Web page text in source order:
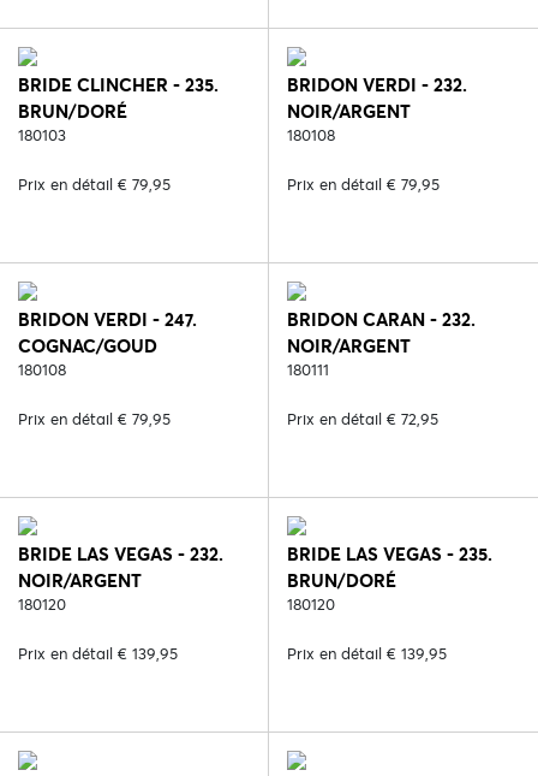
BRIDE CLINCHER - 235.
BRUN/DORÉ
180103
Prix en détail € 79,95
BRIDON VERDI - 232.
NOIR/ARGENT
180108
Prix en détail € 79,95
BRIDON VERDI - 247.
COGNAC/GOUD
180108
Prix en détail € 79,95
BRIDON CARAN - 232.
NOIR/ARGENT
180111
Prix en détail € 72,95
BRIDE LAS VEGAS - 232.
NOIR/ARGENT
180120
Prix en détail € 139,95
BRIDE LAS VEGAS - 235.
BRUN/DORÉ
180120
Prix en détail € 139,95